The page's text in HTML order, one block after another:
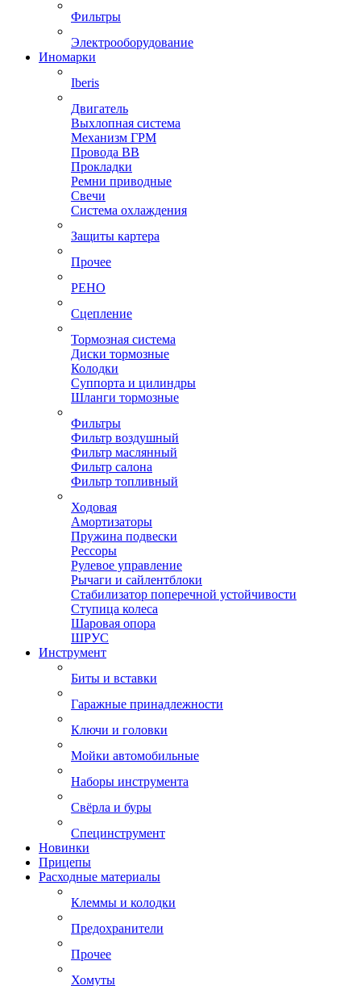
Фильтры
Электрооборудование
Иномарки
Iberis
Двигатель
Выхлопная система
Механизм ГРМ
Провода ВВ
Прокладки
Ремни приводные
Свечи
Система охлаждения
Защиты картера
Прочее
РЕНО
Сцепление
Тормозная система
Диски тормозные
Колодки
Суппорта и цилиндры
Шланги тормозные
Фильтры
Фильтр воздушный
Фильтр маслянный
Фильтр салона
Фильтр топливный
Ходовая
Амортизаторы
Пружина подвески
Рессоры
Рулевое управление
Рычаги и сайлентблоки
Стабилизатор поперечной устойчивости
Ступица колеса
Шаровая опора
ШРУС
Инструмент
Биты и вставки
Гаражные принадлежности
Ключи и головки
Мойки автомобильные
Наборы инструмента
Свёрла и буры
Специнструмент
Новинки
Прицепы
Расходные материалы
Клеммы и колодки
Предохранители
Прочее
Хомуты